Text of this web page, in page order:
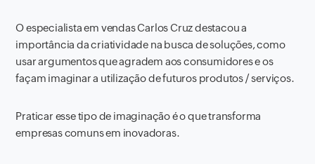
O especialista em vendas Carlos Cruz destacou a
importância da criatividade na busca de soluções, como
usar argumentos que agradem aos consumidores e os
façam imaginar a utilização de futuros produtos / serviços.
Praticar esse tipo de imaginação é o que transforma
empresas comuns em inovadoras.